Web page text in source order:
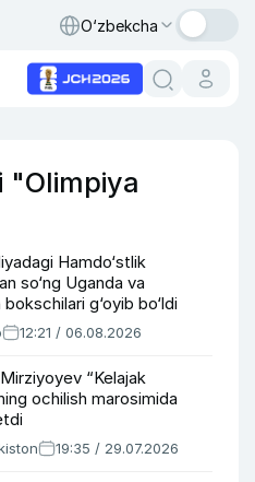
O‘zbekcha
"Olimpiya
Hamdo‘stlik
so‘ng Uganda va
g‘oyib bo‘ldi
12:21 / 06.08.2026
“Kelajak
ochilish marosimida
19:35 / 29.07.2026